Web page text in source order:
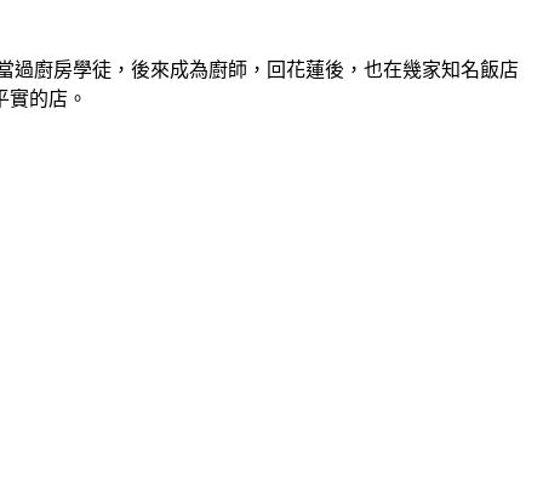
廚房學徒，後來成為廚師，回花蓮後，也在幾家知名飯店
的店。